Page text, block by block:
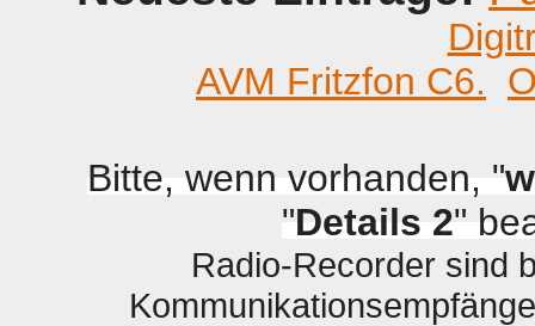
AVM Fritzfon C6.
Bitte, wenn vorhanden, "
"Details 2"
Radio-Recorder sind